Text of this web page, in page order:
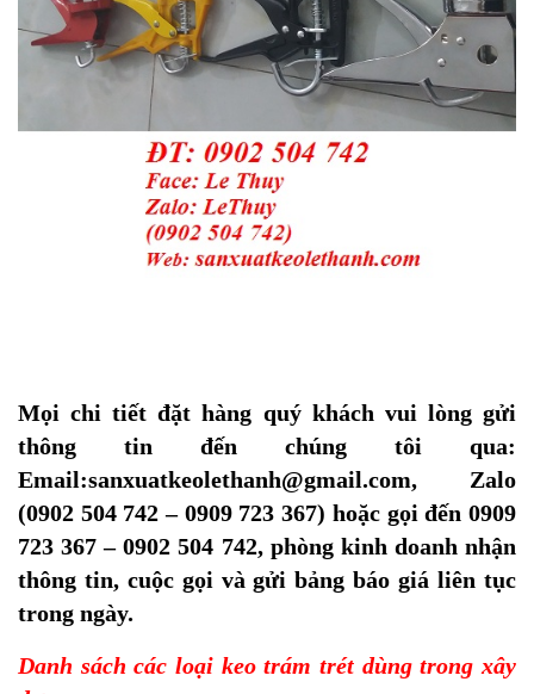
Mọi chi tiết đặt hàng quý khách vui lòng gửi
thông tin đến chúng tôi qua:
Email:sanxuatkeolethanh@gmail.com, Zalo
(0902 504 742 – 0909 723 367) hoặc gọi đến 0909
723 367 – 0902 504 742, phòng kinh doanh nhận
thông tin, cuộc gọi và gửi bảng báo giá liên tục
trong ngày.
Danh sách các loại keo trám trét dùng trong xây